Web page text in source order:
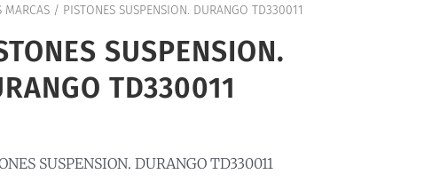
MARCAS/ PISTONES SUSPENSION. DURANGO TD330011
SUSPENSION.
TD330011
SUSPENSION. DURANGO TD330011